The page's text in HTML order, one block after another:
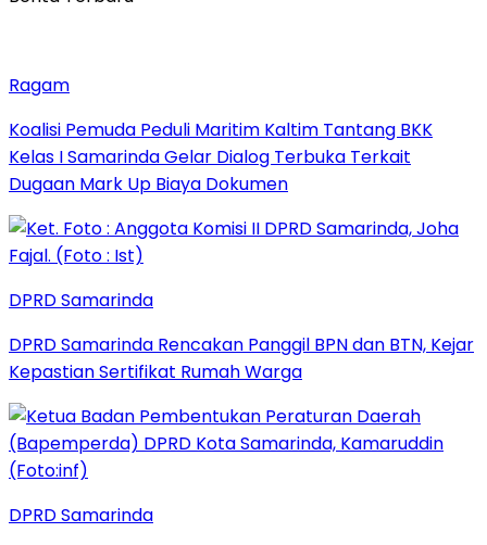
Ragam
Koalisi Pemuda Peduli Maritim Kaltim Tantang BKK
Kelas I Samarinda Gelar Dialog Terbuka Terkait
Dugaan Mark Up Biaya Dokumen
DPRD Samarinda
DPRD Samarinda Rencakan Panggil BPN dan BTN, Kejar
Kepastian Sertifikat Rumah Warga
DPRD Samarinda